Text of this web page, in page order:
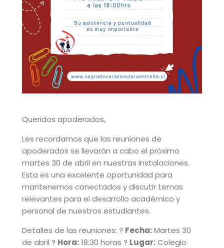
Queridos apoderados,
Les recordamos que las reuniones de
apoderados se llevarán a cabo el próximo
martes 30 de abril en nuestras instalaciones.
Esta es una excelente oportunidad para
mantenernos conectados y discutir temas
relevantes para el desarrollo académico y
personal de nuestros estudiantes.
Detalles de las reuniones: ? Fecha:Martes 30
de abril ? Hora:18:30 horas ? Lugar:Colegio